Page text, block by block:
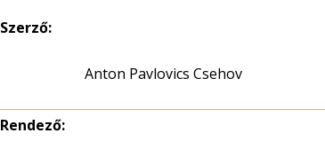
Szerző:
Anton Pavlovics Csehov
Rendező: